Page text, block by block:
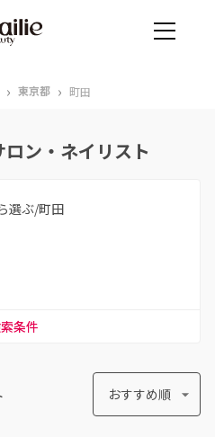
› 東京都 › 町田
ン・ネイリスト
選ぶ/町田
条件
おすすめ順